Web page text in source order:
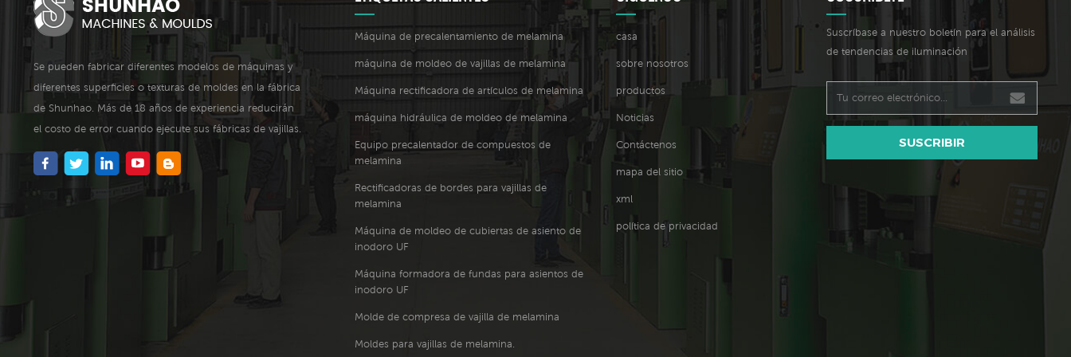
Se pueden fabricar diferentes modelos de máquinas y
diferentes superficies o texturas de moldes en la fábrica
de Shunhao. Más de 18 años de experiencia reducirán
el costo de error cuando ejecute sus fábricas de vajillas.
Máquina de precalentamiento de melamina
máquina de moldeo de vajillas de melamina
Máquina rectificadora de artículos de melamina
máquina hidráulica de moldeo de melamina
Equipo precalentador de compuestos de
melamina
Rectificadoras de bordes para vajillas de
melamina
Máquina de moldeo de cubiertas de asiento de
inodoro UF
Máquina formadora de fundas para asientos de
inodoro UF
Molde de compresa de vajilla de melamina
Moldes para vajillas de melamina.
casa
sobre nosotros
productos
Noticias
Contáctenos
mapa del sitio
xml
política de privacidad
Suscríbase a nuestro boletín para el análisis
de tendencias de iluminación
SUSCRIBIR